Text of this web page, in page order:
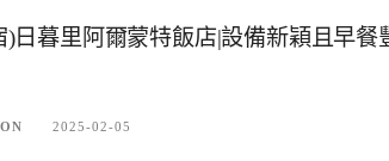
)日暮里阿爾蒙特飯店|設備新穎且早
2025-02-05